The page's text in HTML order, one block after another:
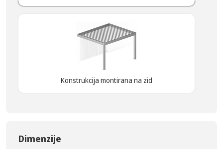
Konstrukcija montirana na zid
Dimenzije